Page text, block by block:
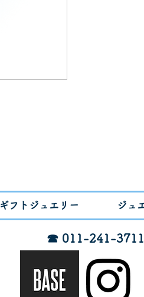
ギフトジュエリー ジュ
☎ 011-241-